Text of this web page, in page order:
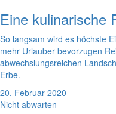
Eine kulinarische
So langsam wird es höchste
mehr Urlauber bevorzugen
abwechslungsreichen
Erbe.
20. Februar 2020
Nicht abwarten